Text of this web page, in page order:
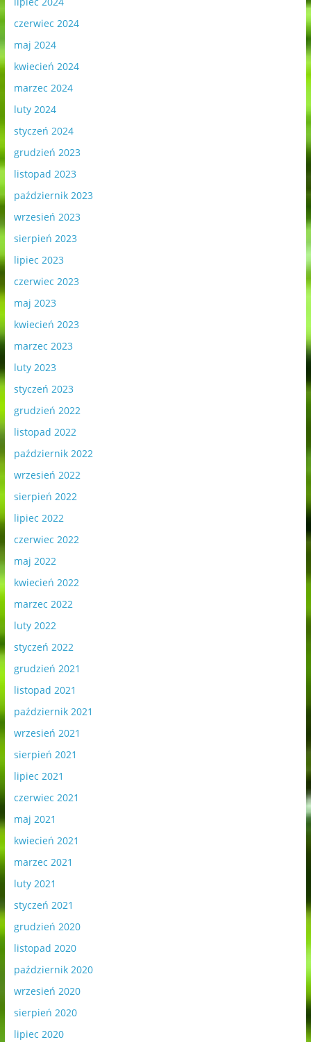
czerwiec 2024
maj 2024
kwiecień 2024
marzec 2024
luty 2024
styczeń 2024
grudzień 2023
listopad 2023
październik 2023
wrzesień 2023
sierpień 2023
lipiec 2023
czerwiec 2023
maj 2023
kwiecień 2023
marzec 2023
luty 2023
styczeń 2023
grudzień 2022
listopad 2022
październik 2022
wrzesień 2022
sierpień 2022
lipiec 2022
czerwiec 2022
maj 2022
kwiecień 2022
marzec 2022
luty 2022
styczeń 2022
grudzień 2021
listopad 2021
październik 2021
wrzesień 2021
sierpień 2021
lipiec 2021
czerwiec 2021
maj 2021
kwiecień 2021
marzec 2021
luty 2021
styczeń 2021
grudzień 2020
listopad 2020
październik 2020
wrzesień 2020
sierpień 2020
lipiec 2020